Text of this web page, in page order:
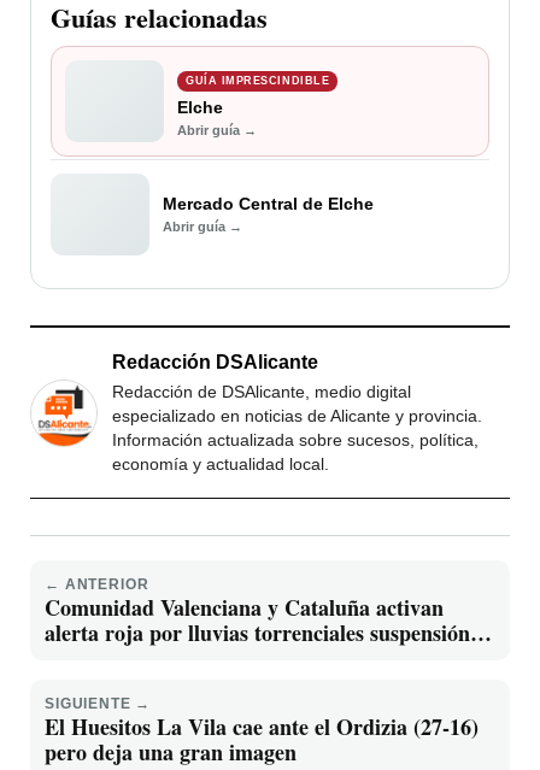
Guías relacionadas
GUÍA IMPRESCINDIBLE
Elche
Abrir guía →
Mercado Central de Elche
Abrir guía →
Redacción DSAlicante
Redacción de DSAlicante, medio digital
especializado en noticias de Alicante y provincia.
Información actualizada sobre sucesos, política,
economía y actualidad local.
← ANTERIOR
Comunidad Valenciana y Cataluña activan
alerta roja por lluvias torrenciales suspensión
SIGUIENTE →
El Huesitos La Vila cae ante el Ordizia (27-16)
pero deja una gran imagen